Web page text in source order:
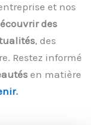
et nos
des
, des
Restez informé
en matière
.